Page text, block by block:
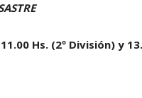
Hs. (2º División) y